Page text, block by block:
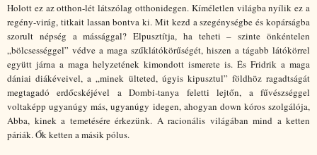
Holott ez az otthon-lét látszólag otthonidegen. Kíméletlen világba nyílik ez a
regény-virág, titkait lassan bontva ki. Mit kezd a szegénységbe és kopárságba
szorult népség a mássággal? Elpusztítja, ha teheti – szinte önkéntelen
„bölcsességgel” védve a maga szűklátókörűségét, hiszen a tágabb látókörrel
együtt járna a maga helyzetének kimondott ismerete is. És Fridrik a maga
dániai diákéveivel, a „minek ülteted, úgyis kipusztul” földhöz ragadtságát
megtagadó erdőcskéjével a Dombi-tanya feletti lejtőn, a fűvészséggel
voltaképp ugyanúgy más, ugyanúgy idegen, ahogyan down kóros szolgálója,
Abba, kinek a temetésére érkezünk. A racionális világában mind a ketten
páriák. Ők ketten a másik pólus.